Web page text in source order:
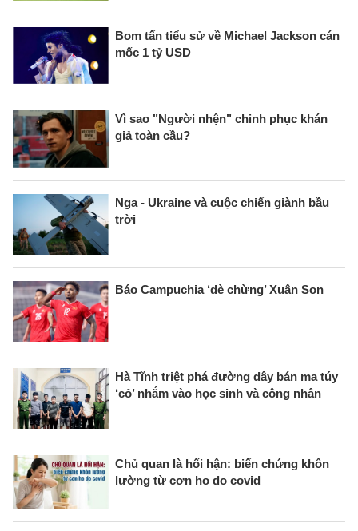
Bom tấn tiểu sử về Michael Jackson cán
mốc 1 tỷ USD
Vì sao "Người nhện" chinh phục khán
giả toàn cầu?
Nga - Ukraine và cuộc chiến giành bầu
trời
Báo Campuchia ‘dè chừng’ Xuân Son
Hà Tĩnh triệt phá đường dây bán ma túy
‘cỏ’ nhắm vào học sinh và công nhân
Chủ quan là hối hận: biến chứng khôn
lường từ cơn ho do covid